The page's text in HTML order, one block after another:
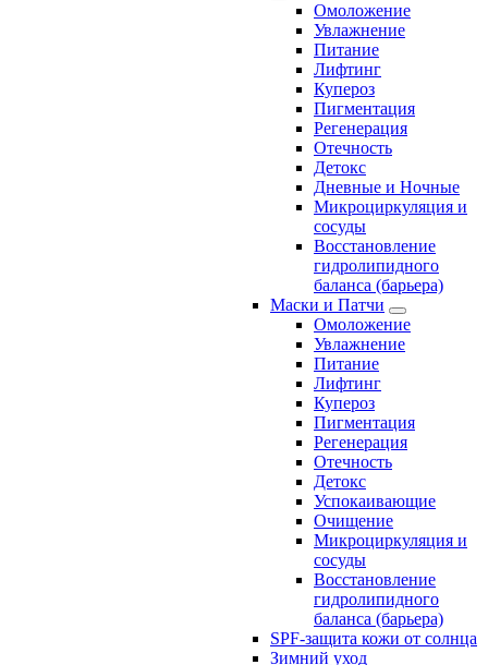
Омоложение
Увлажнение
Питание
Лифтинг
Купероз
Пигментация
Регенерация
Отечность
Детокс
Дневные и Ночные
Микроциркуляция и
сосуды
Восстановление
гидролипидного
баланса (барьера)
Маски и Патчи
Омоложение
Увлажнение
Питание
Лифтинг
Купероз
Пигментация
Регенерация
Отечность
Детокс
Успокаивающие
Очищение
Микроциркуляция и
сосуды
Восстановление
гидролипидного
баланса (барьера)
SPF-защита кожи от солнца
Зимний уход